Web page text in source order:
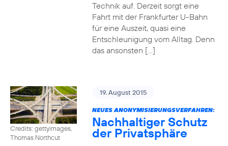
Technik auf. Derzeit sorgt eine
Fahrt mit der Frankfurter U-Bahn
für eine Auszeit, quasi eine
Entschleunigung vom Alltag. Denn
das ansonsten […]
Credits: gettyimages,
Thomas Northcut
19. August 2015
NEUES ANONYMISIERUNGSVERFAHREN:
Nachhaltiger Schutz
der Privatsphäre